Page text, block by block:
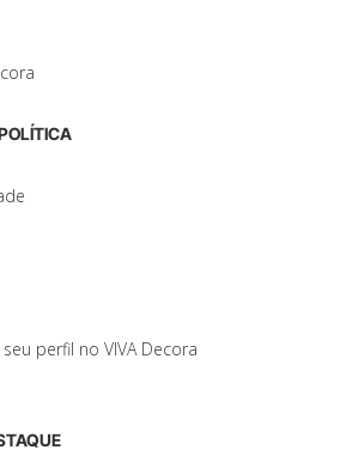
perfil no VIVA Decora